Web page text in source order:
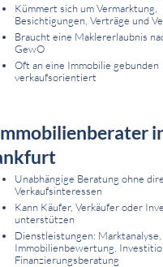
Kümmert sich um Vermarktung,
Besichtigungen, Verträge und
Braucht eine Maklererlaubnis
GewO
Oft an eine Immobilie
verkaufsorientiert
Unabhängige Beratung ohne
Verkaufsinteressen
Kann Käufer, Verkäufer oder
unterstützen
Dienstleistungen: Marktanalyse,
Immobilienbewertung,
Finanzierungsberatung